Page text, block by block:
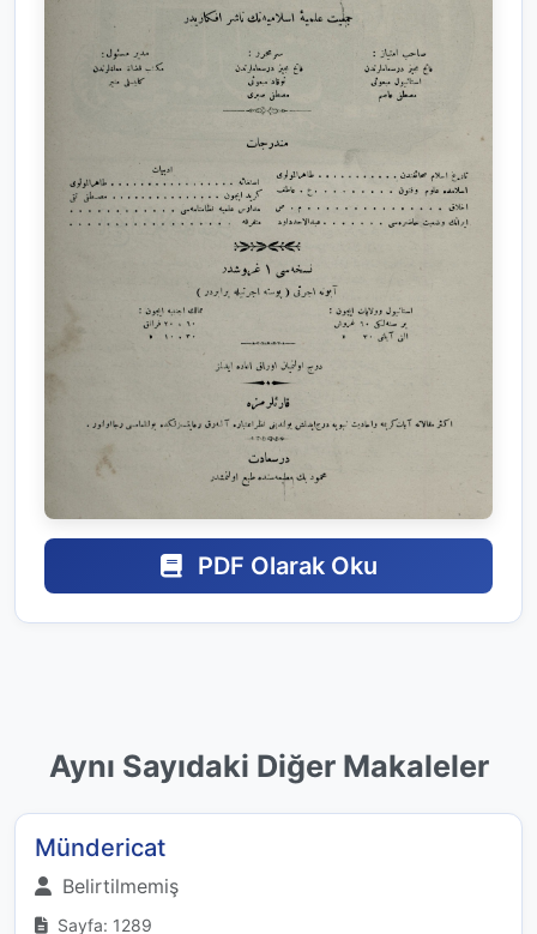
PDF Olarak Oku
Aynı Sayıdaki Diğer Makaleler
Mündericat
Belirtilmemiş
Sayfa: 1289